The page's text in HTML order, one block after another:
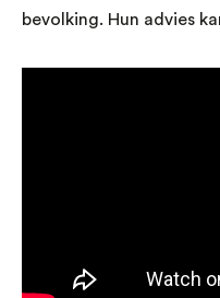
bevolking. Hun advies